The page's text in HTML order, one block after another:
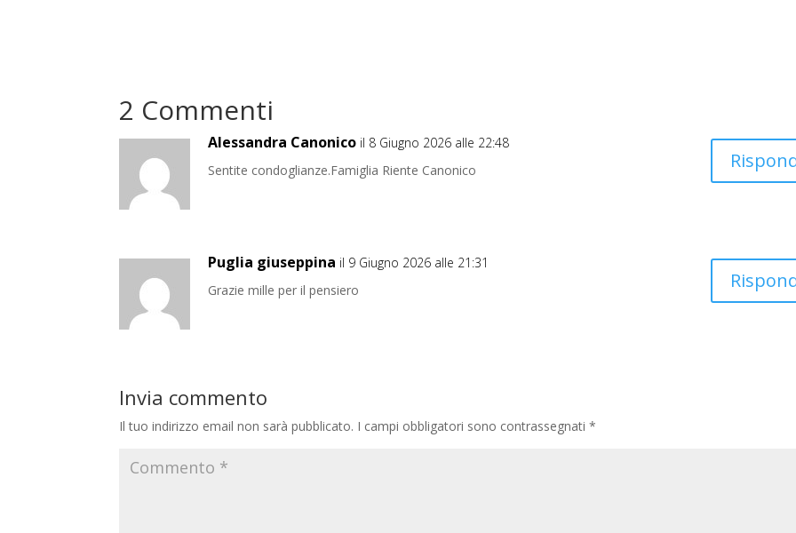
2 Commenti
Alessandra Canonico il 8 Giugno 2026 alle 22:48
Sentite condoglianze.Famiglia Riente Canonico
Puglia giuseppina il 9 Giugno 2026 alle 21:31
Grazie mille per il pensiero
Invia commento
Il tuo indirizzo email non sarà pubblicato. I campi obbligatori sono contrassegnati*